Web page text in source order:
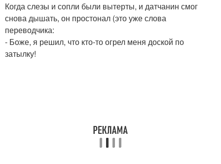
Когда слезы и сопли были вытерты, и датчанин смог
снова дышать, он простонал (это уже слова
переводчика:
- Боже, я решил, что кто-то огрел меня доской по
затылку!